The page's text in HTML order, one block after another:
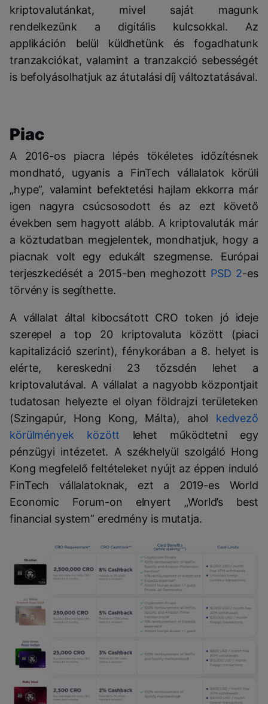
kriptovalutánkat, mivel saját magunk
rendelkezünk a digitális kulcsokkal. Az
applikáción belül küldhetünk és fogadhatunk
tranzakciókat, valamint a tranzakció sebességét
is befolyásolhatjuk az átutalási díj változtatásával.
Piac
A 2016-os piacra lépés tökéletes időzítésnek
mondható, ugyanis a FinTech vállalatok körüli
„hype”, valamint befektetési hajlam ekkorra már
igen nagyra csúcsosodott és az ezt követő
években sem hagyott alább. A kriptovaluták már
a köztudatban megjelentek, mondhatjuk, hogy a
piacnak volt egy edukált szegmense. Európai
terjeszkedését a 2015-ben meghozott PSD 2-es
törvény is segíthette.
A vállalat által kibocsátott CRO token jó ideje
szerepel a top 20 kriptovaluta között (piaci
kapitalizáció szerint), fénykorában a 8. helyet is
elérte, kereskedni 23 tőzsdén lehet a
kriptovalutával. A vállalat a nagyobb központjait
tudatosan helyezte el olyan földrajzi területeken
(Szingapúr, Hong Kong, Málta), ahol kedvező
körülmények között lehet működtetni egy
pénzügyi intézetet. A székhelyül szolgáló Hong
Kong megfelelő feltételeket nyújt az éppen induló
FinTech vállalatoknak, ezt a 2019-es World
Economic Forum-on elnyert „World’s best
financial system” eredmény is mutatja.